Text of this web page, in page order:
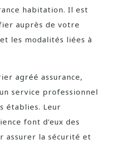
habitation. Il est
auprès de votre
les modalités liées à
agréé assurance,
service professionnel
établies. Leur
font d’eux des
assurer la sécurité et